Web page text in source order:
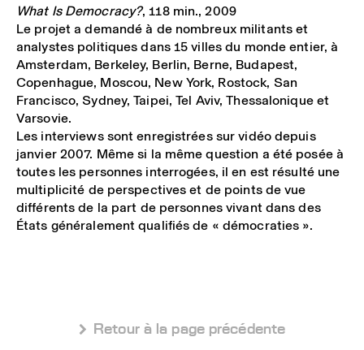
What Is Democracy?, 118 min., 2009
Le projet a demandé à de nombreux militants et
analystes politiques dans 15 villes du monde entier, à
Amsterdam, Berkeley, Berlin, Berne, Budapest,
Copenhague, Moscou, New York, Rostock, San
Francisco, Sydney, Taipei, Tel Aviv, Thessalonique et
Varsovie.
Les interviews sont enregistrées sur vidéo depuis
janvier 2007. Même si la même question a été posée à
toutes les personnes interrogées, il en est résulté une
multiplicité de perspectives et de points de vue
différents de la part de personnes vivant dans des
États généralement qualifiés de « démocraties ».
 Retour à la page précédente